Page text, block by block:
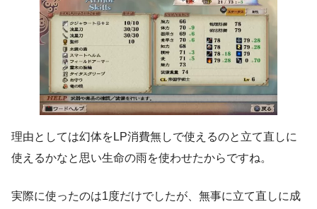
理由としては幻体をLP消費無しで使えるのと立て直しに
使えるかなと思い生命の雨を使わせたからですね。
実際に使ったのは1度だけでしたが、無事に立て直しに成